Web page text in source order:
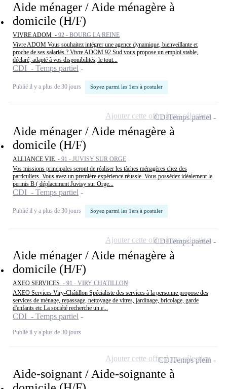
Aide ménager / Aide ménagère à
domicile (H/F)
VIVRE ADOM - 92 - BOURG LA REINE
Vivre ADOM Vous souhaitez intégrer une agence dynamique, bienveillante et
proche de ses salariés ? Vivre ADOM 92 Sud vous propose un emploi stable,
déclaré, adapté à vos disponibilités, le tout...
CDI - Temps partiel
Publié il y a plus de 30 jours Soyez parmi les 1ers à postuler
Aide ménager / Aide ménagère à
domicile (H/F)
ALLIANCE VIE - 91 - JUVISY SUR ORGE
Vos missions principales seront de réaliser les tâches ménagères chez des
particuliers. Vous avez un première expérience réussie. Vous possédez idéalement le
permis B ( déplacement Juvisy sur Orge...
CDI - Temps partiel
Publié il y a plus de 30 jours Soyez parmi les 1ers à postuler
CDITemps partiel
Ajouter cette offre à ma sélection
Aide ménager / Aide ménagère à
domicile (H/F)
AXEO SERVICES - 91 - VIRY CHATILLON
AXEO Services Viry-Châtillon Spécialiste des services à la personne propose des
services de ménage, repassage, nettoyage de vitres, jardinage, bricolage, garde
d'enfants etc La société recherche un.e...
CDI - Temps partiel
Publié il y a plus de 30 jours
CDITemps partiel
Ajouter cette offre à ma sélection
Aide-soignant / Aide-soignante à
CDITemps plein
Ajouter cette offre à ma sélection